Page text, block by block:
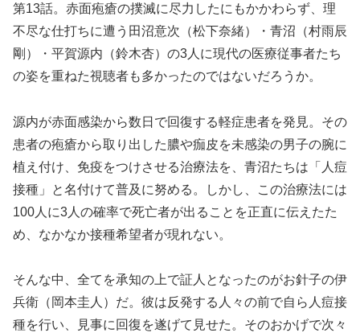
第13話。赤面疱瘡の撲滅に尽力したにもかかわらず、理
不尽な仕打ちに遭う田沼意次（松下奈緒）・青沼（村雨辰
剛）・平賀源内（鈴木杏）の3人に現代の医療従事者たち
の姿を重ねた視聴者も多かったのではないだろうか。
源内が赤面感染から数日で回復する軽症患者を発見。その
患者の疱瘡から取り出した膿や痂皮を未感染の男子の腕に
植え付け、免疫をつけさせる治療法を、青沼たちは「人痘
接種」と名付けて普及に努める。しかし、この治療法には
100人に3人の確率で死亡者が出ることを正直に伝えたた
め、なかなか接種希望者が現れない。
そんな中、全てを承知の上で証人となったのがお針子の伊
兵衛（岡本圭人）だ。彼は反発する人々の前で自ら人痘接
種を行い、見事に回復を遂げて見せた。そのおかげで次々